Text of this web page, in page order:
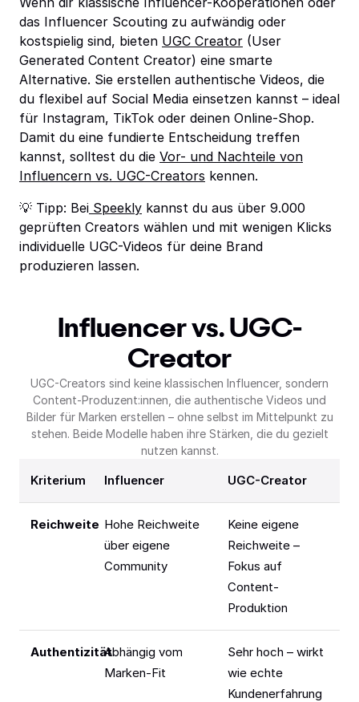
das Influencer Scouting zu aufwändig oder
kostspielig sind, bieten UGC Creator (User
Generated Content Creator) eine smarte
Alternative. Sie erstellen authentische Videos, die
du flexibel auf Social Media einsetzen kannst – ideal
für Instagram, TikTok oder deinen Online-Shop.
Damit du eine fundierte Entscheidung treffen
kannst, solltest du die Vor- und Nachteile von
Influencern vs. UGC-Creators kennen.
💡 Tipp: Bei Speekly kannst du aus über 9.000
geprüften Creators wählen und mit wenigen Klicks
individuelle UGC-Videos für deine Brand
produzieren lassen.
Influencer vs. UGC-
Creator
UGC-Creators sind keine klassischen Influencer, sondern
Content-Produzent:innen, die authentische Videos und
Bilder für Marken erstellen – ohne selbst im Mittelpunkt zu
stehen. Beide Modelle haben ihre Stärken, die du gezielt
nutzen kannst.
Kriterium Influencer UGC-Creator
Reichweite Hohe Reichweite
über eigene
Community
Keine eigene
Reichweite –
Fokus auf
Content-
Produktion
AuthentizitätAbhängig vom
Marken-Fit
Sehr hoch – wirkt
wie echte
Kundenerfahrung